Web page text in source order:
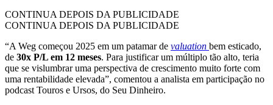
CONTINUA DEPOIS DA PUBLICIDADE
CONTINUA DEPOIS DA PUBLICIDADE
“A Weg começou 2025 em um patamar de valuation bem esticado,
de 30x P/L em 12 meses. Para justificar um múltiplo tão alto, teria
que se vislumbrar uma perspectiva de crescimento muito forte com
uma rentabilidade elevada”, comentou a analista em participação no
podcast Touros e Ursos, do Seu Dinheiro.